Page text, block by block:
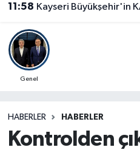
11:58 Kayseri Büyükşehir'in KAYTUR'u,
Genel
HABERLER HABERLER
Kontrolden
İğdir Namaz Vakitleri
Iğdır Trafik Yoğunluk
Süper Lig Puan
Son Dakika Haberleri